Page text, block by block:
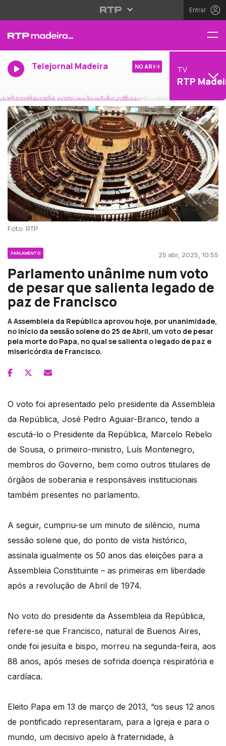
Entrar
Telejornal Madeira NO AR TV
RTP
Foto: RTP
PARLAMENTO 25 abr, 2025, 10:55
Parlamento unânime num voto
de pesar que salienta legado de
paz de Francisco
A Assembleia da República aprovou hoje, por unanimidade,
no início da sessão solene do 25 de Abril, um voto de pesar
pela morte do Papa, no qual se salienta o legado de paz e
misericórdia de Francisco.
O voto foi apresentado pelo presidente da Assembleia
da República, José Pedro Aguiar-Branco, tendo a
escutá-lo o Presidente da República, Marcelo Rebelo
de Sousa, o primeiro-ministro, Luís Montenegro,
membros do Governo, bem como outros titulares de
órgãos de soberania e responsáveis institucionais
também presentes no parlamento.
A seguir, cumpriu-se um minuto de silêncio, numa
sessão solene que, do ponto de vista histórico,
assinala igualmente os 50 anos das eleições para a
Assembleia Constituinte – as primeiras em liberdade
após a revolução de Abril de 1974.
No voto do presidente da Assembleia da República,
refere-se que Francisco, natural de Buenos Aires,
onde foi jesuíta e bispo, morreu na segunda-feira, aos
88 anos, após meses de sofrida doença respiratória e
cardíaca.
Eleito Papa em 13 de março de 2013, “os seus 12 anos
de pontificado representaram, para a Igreja e para o
mundo, um decisivo apelo à fraternidade, à